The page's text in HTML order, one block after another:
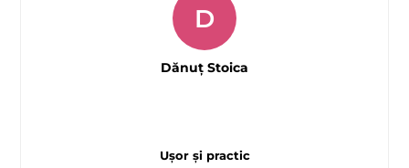
Ușor și practic
D
Dănuț Stoica